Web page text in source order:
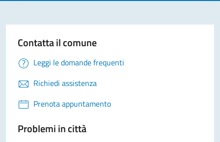
Contatta il comune
Leggi le domande frequenti
Richiedi assistenza
Prenota appuntamento
Problemi in città